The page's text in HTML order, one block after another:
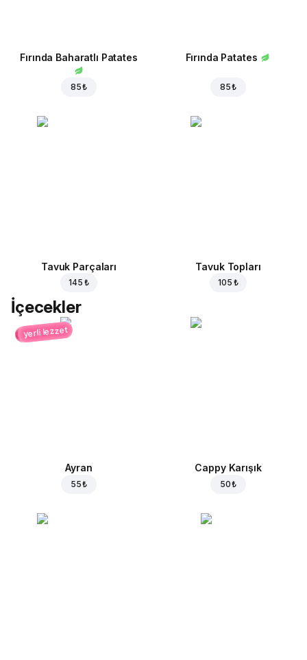
Fırında Baharatlı Patates
85 ₺
Fırında Patates
85 ₺
Tavuk Parçaları
145 ₺
Tavuk Topları
105 ₺
İçecekler
yerli lezzet
Ayran
55 ₺
Cappy Karışık
50 ₺